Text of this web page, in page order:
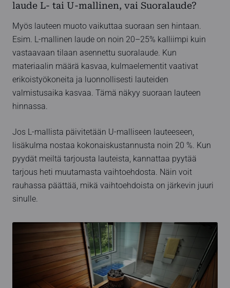
laude L- tai U-mallinen, vai Suoralaude?
Myös lauteen muoto vaikuttaa suoraan sen hintaan.
Esim. L-mallinen laude on noin 20–25% kalliimpi kuin
vastaavaan tilaan asennettu suoralaude. Kun
materiaalin määrä kasvaa, kulmaelementit vaativat
erikoistyökoneita ja luonnollisesti lauteiden
valmistusaika kasvaa. Tämä näkyy suoraan lauteen
hinnassa.
Jos L-mallista päivitetään U-malliseen lauteeseen,
lisäkulma nostaa kokonaiskustannusta noin 20 %. Kun
pyydät meiltä tarjousta lauteista, kannattaa pyytää
tarjous heti muutamasta vaihtoehdosta. Näin voit
rauhassa päättää, mikä vaihtoehdoista on järkevin juuri
sinulle.